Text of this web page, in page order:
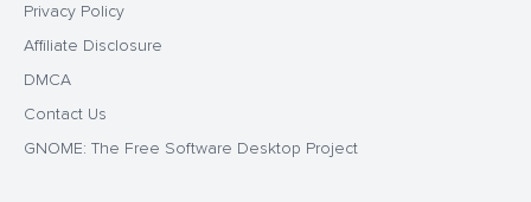
Privacy Policy
Affiliate Disclosure
DMCA
Contact Us
GNOME: The Free Software Desktop Project